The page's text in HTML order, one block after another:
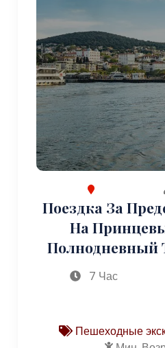
Поездка За
На
Полнодневный
7 Час
Пешеходные